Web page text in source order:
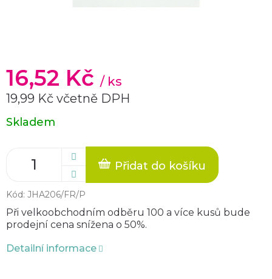
16,52 Kč / ks
19,99 Kč včetně DPH
Měrná
cena:
Skladem
Přidat do košíku
Kód: JHA206/FR/P
Při velkoobchodním odběru 100 a více kusů bude
prodejní cena snížena o 50%.
Detailní informace